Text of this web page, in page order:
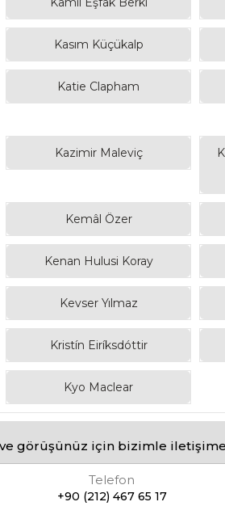
Kasım Küçükalp
Katie Clapham
Kazimir Maleviç
Kemâl Özer
Kenan Hulusi Koray
Kevser Yılmaz
Kristín Eiríksdóttir
Kyo Maclear
görüşünüz için bizimle
Telefon
+90 (212) 467 65 17